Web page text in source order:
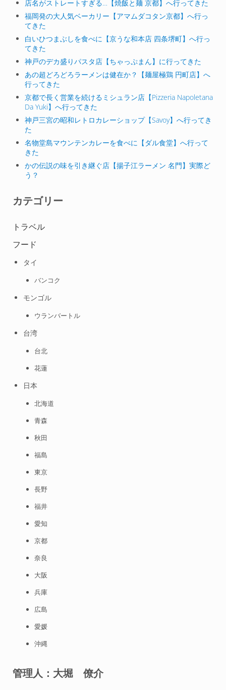
店名がストレートすぎる…【焼飯と麺 京都】へ行ってきた
福岡発の大人気ベーカリー【アマムダコタン京都】へ行っ
てきた
白いひつまぶしを食べに【京うな和本店 四条堺町】へ行っ
てきた
神戸のデカ盛りパスタ店【ちゃっぷまん】に行ってきた
あの超どろどろラーメンは健在か？【麺屋極鶏 円町店】へ
行ってきた
京都で長く営業を続けるミシュラン店【Pizzeria Napoletana
Da Yuki】へ行ってきた
神戸三宮の昭和レトロカレーショップ【Savoy】へ行ってき
た
名物堂島マウンテンカレーを食べに【ダル食堂】へ行って
きた
かの伝説の味を引き継ぐ店【揚子江ラーメン 名門】実際ど
う？
カテゴリー
トラベル
フード
タイ
バンコク
モンゴル
ウランバートル
台湾
台北
花蓮
日本
北海道
青森
秋田
福島
東京
長野
福井
愛知
京都
奈良
大阪
兵庫
広島
愛媛
沖縄
管理人：大堀 僚介